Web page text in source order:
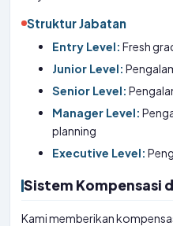
Struktur Jabatan
Entry Level: Fresh
Junior Level:
Senior Level:
Manager Level:
planning
Executive Level:
Sistem Kompensasi
Kami memberikan